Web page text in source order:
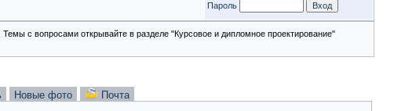
Пароль
с вопросами открывайте в разделе "Курсовое и дипломное проектирование"
Новые фото Почта